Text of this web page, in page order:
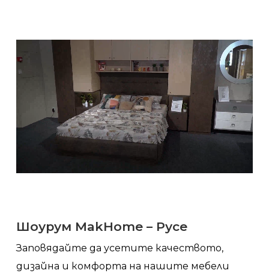
Шоурум MakHome – Русе
Заповядайте да усетите качеството,
дизайна и комфорта на нашите мебели